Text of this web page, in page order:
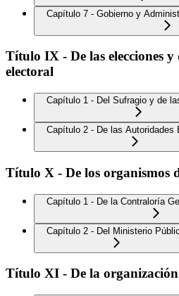
Capítulo 7 - Gobierno y
Título IX - De las elecciones
electoral
Capítulo 1 - Del Sufragio y de
Capítulo 2 - De las Autoridades
Título X - De los organismos
Capítulo 1 - De la Contraloría
Capítulo 2 - Del Ministerio
Título XI - De la